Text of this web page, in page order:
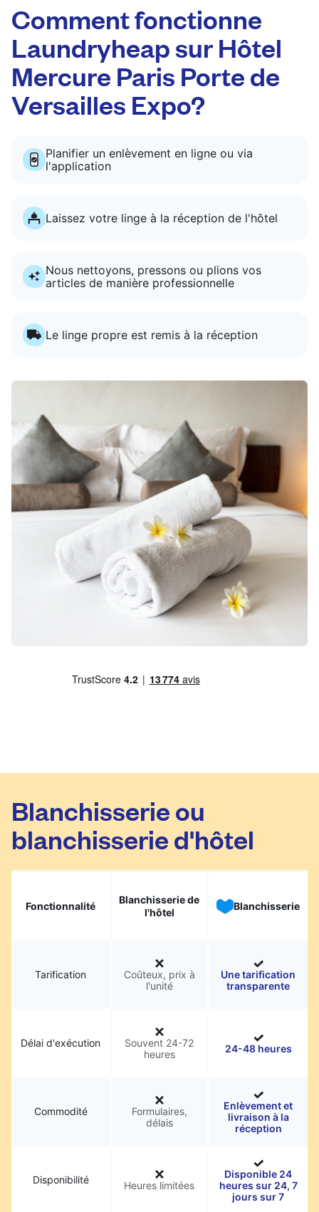
Comment fonctionne
Laundryheap sur Hôtel
Mercure Paris Porte de
Versailles Expo?
Planifier un enlèvement en ligne ou via
l'application
Laissez votre linge à la réception de l'hôtel
Nous nettoyons, pressons ou plions vos
articles de manière professionnelle
Le linge propre est remis à la réception
Blanchisserie ou
blanchisserie d'hôtel
Fonctionnalité
Blanchisserie de
l'hôtel
Blanchisserie
Tarification
Coûteux, prix à
l'unité
Une tarification
transparente
Délai d'exécution
Souvent 24-72
heures
24-48 heures
Commodité
Formulaires,
délais
Enlèvement et
livraison à la
réception
Disponibilité Heures limitées
Disponible 24
heures sur 24, 7
jours sur 7